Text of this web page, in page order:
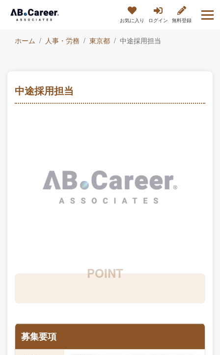
お気に入り ログイン 無料登録
ホーム 人事・労務 東京都 中途採用担当
中途採用担当
募集要項